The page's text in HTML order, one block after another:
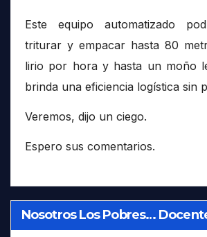
Este equipo automatizado
triturar y empacar hasta 80
lirio por hora y hasta un moño
brinda una eficiencia logística sin
Veremos, dijo un ciego.
Espero sus comentarios.
Nosotros Los Pobres…